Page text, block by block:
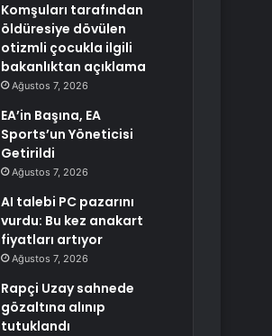
Komşuları tarafından
öldüresiye dövülen
otizmli çocukla ilgili
bakanlıktan açıklama
Ağustos 7, 2026
EA’in Başına, EA
Sports’un Yöneticisi
Getirildi
Ağustos 7, 2026
AI talebi PC pazarını
vurdu: Bu kez anakart
fiyatları artıyor
Ağustos 7, 2026
Rapçi Uzay sahnede
gözaltına alınıp
tutuklandı